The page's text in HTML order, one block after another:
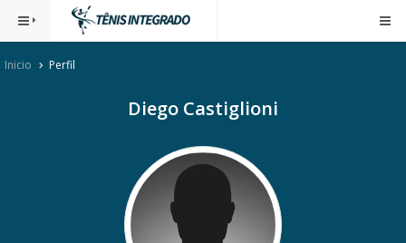
Inicio Perfil
Diego Castiglioni